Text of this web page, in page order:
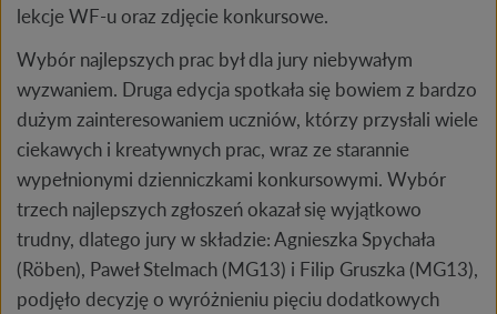
lekcje WF-u oraz zdjęcie konkursowe.
Wybór najlepszych prac był dla jury niebywałym
wyzwaniem. Druga edycja spotkała się bowiem z bardzo
dużym zainteresowaniem uczniów, którzy przysłali wiele
ciekawych i kreatywnych prac, wraz ze starannie
wypełnionymi dzienniczkami konkursowymi. Wybór
trzech najlepszych zgłoszeń okazał się wyjątkowo
trudny, dlatego jury w składzie: Agnieszka Spychała
(Röben), Paweł Stelmach (MG13) i Filip Gruszka (MG13),
podjęło decyzję o wyróżnieniu pięciu dodatkowych